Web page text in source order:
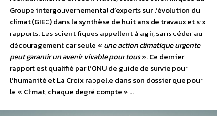
Groupe intergouvernemental d’experts sur l’évolution du
climat (GIEC) dans la synthèse de huit ans de travaux et six
rapports. Les scientifiques appellent à agir, sans céder au
découragement car seule « une action climatique urgente
peut garantir un avenir vivable pour tous». Ce dernier
rapport est qualifié par l’ONU de guide de survie pour
l’humanité et La Croix rappelle dans son dossier que pour
le « Climat, chaque degré compte » …